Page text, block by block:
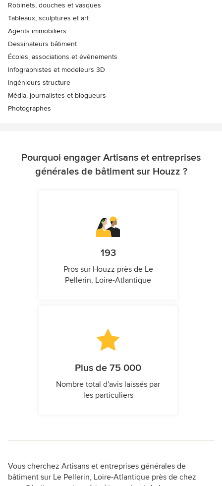
Robinets, douches et vasques
Tableaux, sculptures et art
Agents immobiliers
Dessinateurs bâtiment
Écoles, associations et évènements
Infographistes et modeleurs 3D
Ingénieurs structure
Média, journalistes et blogueurs
Photographes
Pourquoi engager Artisans et entreprises
générales de bâtiment sur Houzz ?
193
Pros sur Houzz près de Le
Pellerin, Loire-Atlantique
Plus de 75 000
Nombre total d'avis laissés par
les particuliers
Vous cherchez Artisans et entreprises générales de
bâtiment sur Le Pellerin, Loire-Atlantique près de chez